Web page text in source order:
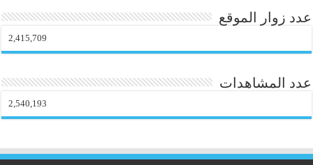
عدد زوار الموقع
2,415,709
عدد المشاهدات
2,540,193